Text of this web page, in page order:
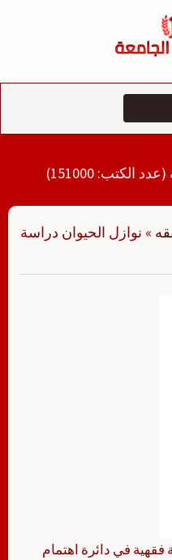
الكتب: 151000)
» نوازل الحيوان دراسة
في دائرة اهتمام